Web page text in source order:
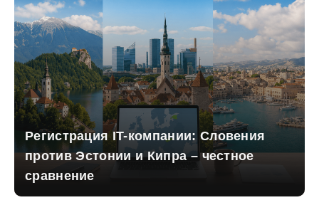
Регистрация IT-компании: Словения
против Эстонии и Кипра – честное
сравнение